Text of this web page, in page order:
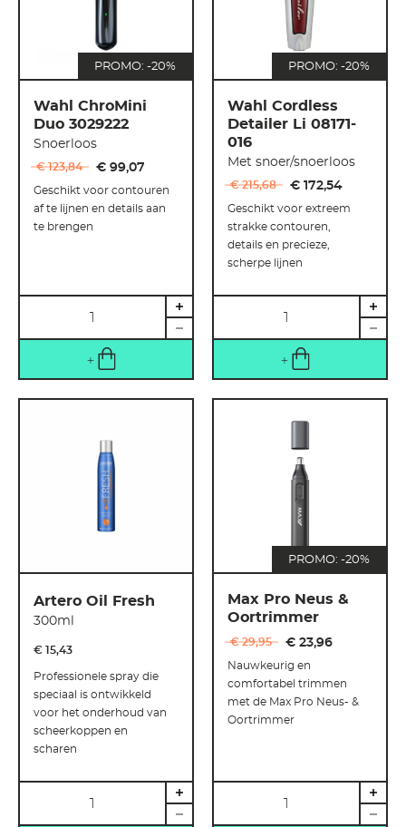
PROMO: -20%
Wahl ChroMini
Duo 3029222
Snoerloos
€ 123,84 € 99,07
Geschikt voor contouren
af te lijnen en details aan
te brengen
PROMO: -20%
Wahl Cordless
Detailer Li 08171-
016
Met snoer/snoerloos
€ 215,68 € 172,54
Geschikt voor extreem
strakke contouren,
details en precieze,
scherpe lijnen
Artero Oil Fresh
300ml
€ 15,43
Professionele spray die
speciaal is ontwikkeld
voor het onderhoud van
scheerkoppen en
scharen
PROMO: -20%
Max Pro Neus &
Oortrimmer
€ 29,95 € 23,96
Nauwkeurig en
comfortabel trimmen
met de Max Pro Neus- &
Oortrimmer